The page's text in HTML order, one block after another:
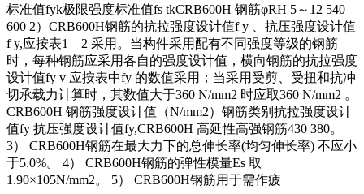
标准值fyk极限强度标准值fs tkCRB600H 钢筋φRH 5～12 540
600 2）CRB600H钢筋的抗拉强度设计值f y 、抗压强度设计值
f y,应按表1—2 采用。当构件采用配有不同强度等级的钢筋
时，每种钢筋应采用各自的强度设计值，横向钢筋的抗拉强度
设计值fy v 应按表中fy 的数值采用；当采用受剪、受扭和抗冲
切承载力计算时，其数值大于360 N/mm2 时应取360 N/mm2 。
CRB600H 钢筋强度设计值（N/mm2）钢筋类别抗拉强度设计
值fy 抗压强度设计值fy,CRB600H 高延性高强钢筋430 380。
3） CRB600H钢筋在最大力下的总伸长率(均匀伸长率) 不应小
于5.0%。 4） CRB600H钢筋的弹性模量Es 取
1.90×105N/mm2。 5） CRB600H钢筋用于需作疲